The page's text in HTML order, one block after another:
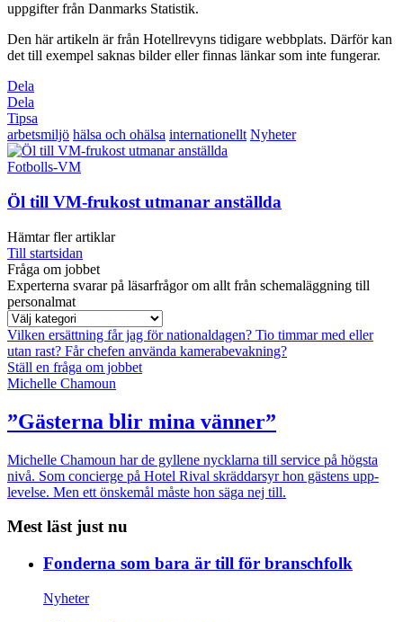
uppgifter från Danmarks Statistik.
Den här artikeln är från Hotellrevyns tidigare webbplats. Därför kan
det till exempel saknas bilder eller finnas länkar som inte fungerar.
Dela
Dela
Tipsa
arbetsmiljö hälsa och ohälsa internationellt Nyheter
Fotbolls-VM
Öl till VM-frukost utmanar anställda
Hämtar fler artiklar
Till startsidan
Fråga om jobbet
Experterna svarar på läsarfrågor om allt från schemaläggning till
personalmat
Vilken ersättning får jag för nationaldagen? Tio timmar med eller
utan rast? Får chefen använda kamerabevakning?
Ställ en fråga om jobbet
Michelle Chamoun
”Gästerna blir mina vänner”
Michelle Chamoun har de gyllene nycklarna till service på högsta
nivå. Som concierge på Hotel Rival skräddarsyr hon gästens upp­
levelse. Men ett önskemål måste hon säga nej till.
Mest läst just nu
Fonderna som bara är till för branschfolk
Nyheter